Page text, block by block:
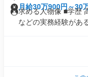
月給30万900円～30
求める人物像 ■学歴
などの実務経験があ